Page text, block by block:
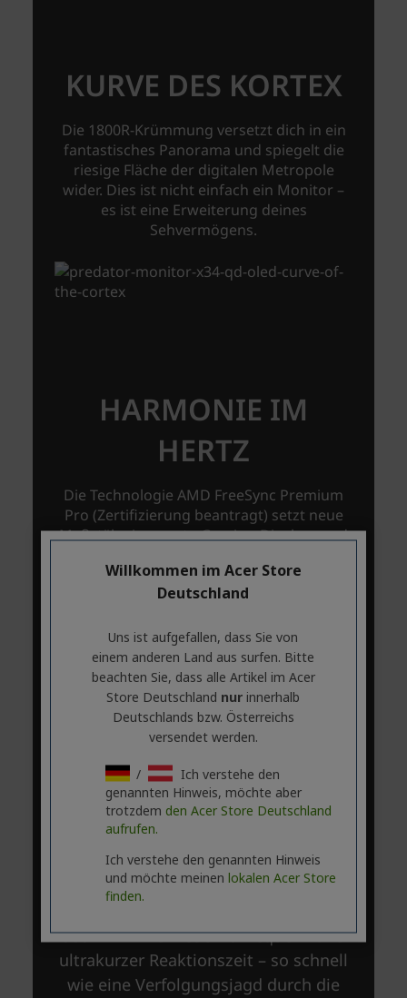
Willkommen im Acer Store
Deutschland
Uns ist aufgefallen, dass Sie von
einem anderen Land aus surfen. Bitte
beachten Sie, dass alle Artikel im Acer
Store Deutschland nur innerhalb
Deutschlands bzw. Österreichs
versendet werden.
/
Ich verstehe den
genannten Hinweis, möchte aber
trotzdem den Acer Store Deutschland
aufrufen.
Ich verstehe den genannten Hinweis
und möchte meinen lokalen Acer Store
finden.